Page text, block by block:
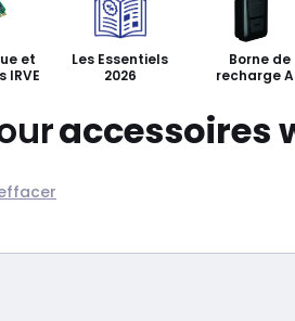
et
IRVE
Les Essentiels
2026
Borne de
recharge
accessoires